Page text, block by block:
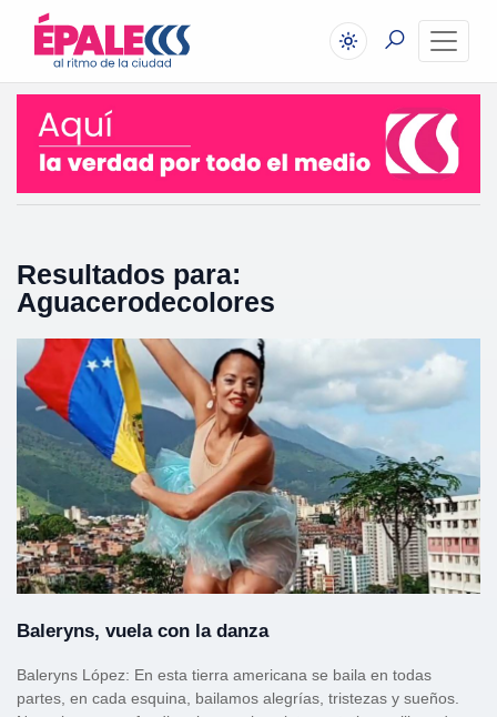
Resultados para:
Aguacerodecolores
Baleryns, vuela con la danza
Baleryns López: En esta tierra americana se baila en todas
partes, en cada esquina, bailamos alegrías, tristezas y sueños.